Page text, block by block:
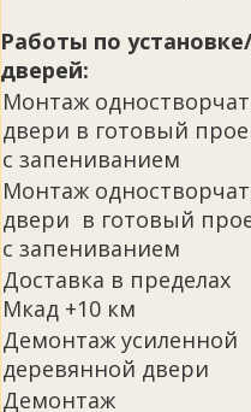
Работы по
дверей:
Монтаж
двери в готовый
с запениванием
Монтаж
двери в готовый
с запениванием
Доставка в пределах
Мкад +10 км
Демонтаж усиленной
деревянной двери
Демонтаж